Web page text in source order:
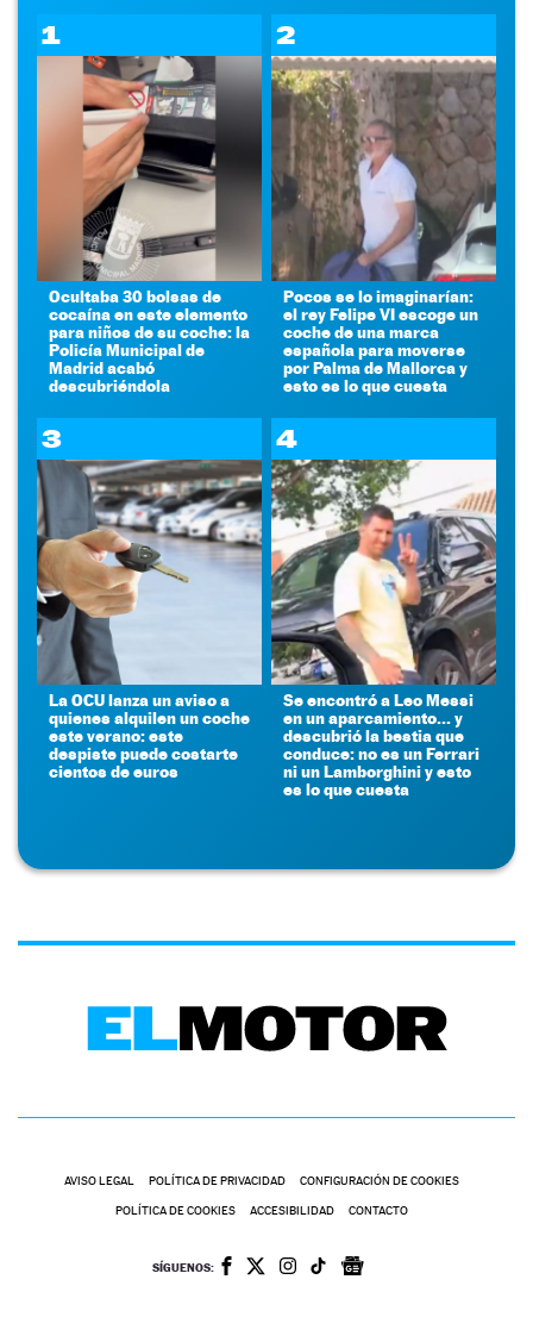
1
Ocultaba 30 bolsas de
cocaína en este elemento
para niños de su coche: la
Policía Municipal de
Madrid acabó
descubriéndola
2
Pocos se lo imaginarían:
el rey Felipe VI escoge un
coche de una marca
española para moverse
por Palma de Mallorca y
esto es lo que cuesta
3
La OCU lanza un aviso a
quienes alquilen un coche
este verano: este
despiste puede costarte
cientos de euros
4
Se encontró a Leo Messi
en un aparcamiento... y
descubrió la bestia que
conduce: no es un Ferrari
ni un Lamborghini y esto
es lo que cuesta
AVISO LEGAL POLÍTICA DE PRIVACIDAD CONFIGURACIÓN DE COOKIES
POLÍTICA DE COOKIES ACCESIBILIDAD CONTACTO
SÍGUENOS: